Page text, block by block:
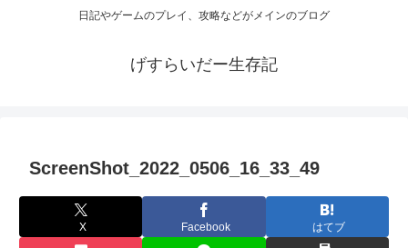
日記やゲームのプレイ、攻略などがメインのブログ
げすらいだー生存記
ScreenShot_2022_0506_16_33_49
X Facebook はてブ